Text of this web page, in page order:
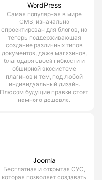
WordPress
Самая популярная в мире
CMS, изначально
спроектирован для блогов, но
теперь поддерживающая
создание различных типов
документов, даже магазинов,
благодаря своей гибкости и
обширной экосистеме
плагинов и тем, под любой
индивидуальный дизайн.
Плюсом будущие правки стоят
намного дешевле.
Joomla
Бесплатная и открытая СУС,
которая позволяет создавать